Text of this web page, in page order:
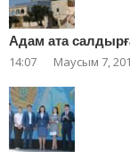
Адам ата
14:07 Маусым 7,